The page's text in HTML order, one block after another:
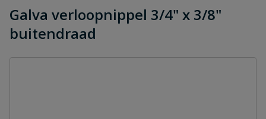
Galva verloopnippel 3/4" x 3/8"
buitendraad